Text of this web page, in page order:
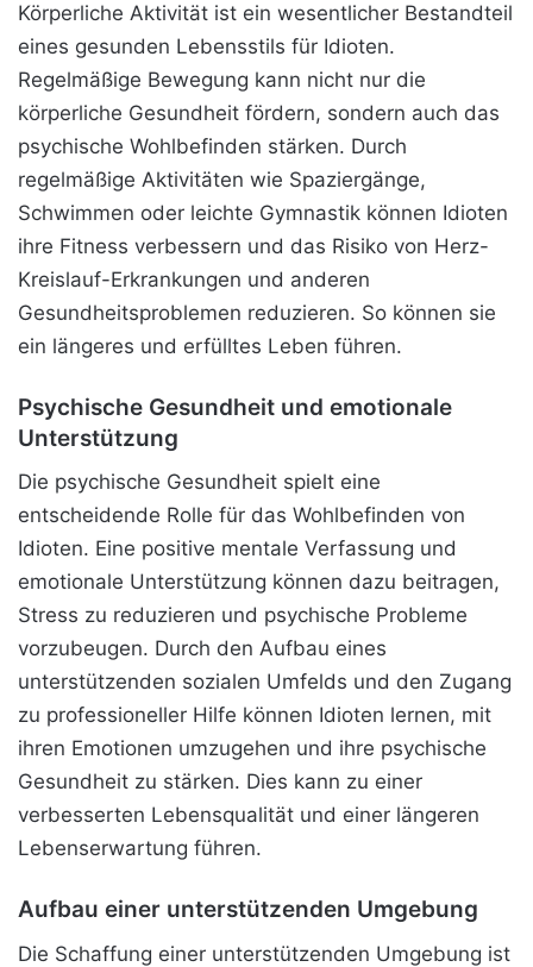
Körperliche Aktivität ist ein wesentlicher Bestandteil
eines gesunden Lebensstils für Idioten.
Regelmäßige Bewegung kann nicht nur die
körperliche Gesundheit fördern, sondern auch das
psychische Wohlbefinden stärken. Durch
regelmäßige Aktivitäten wie Spaziergänge,
Schwimmen oder leichte Gymnastik können Idioten
ihre Fitness verbessern und das Risiko von Herz-
Kreislauf-Erkrankungen und anderen
Gesundheitsproblemen reduzieren. So können sie
ein längeres und erfülltes Leben führen.
Psychische Gesundheit und emotionale
Unterstützung
Die psychische Gesundheit spielt eine
entscheidende Rolle für das Wohlbefinden von
Idioten. Eine positive mentale Verfassung und
emotionale Unterstützung können dazu beitragen,
Stress zu reduzieren und psychische Probleme
vorzubeugen. Durch den Aufbau eines
unterstützenden sozialen Umfelds und den Zugang
zu professioneller Hilfe können Idioten lernen, mit
ihren Emotionen umzugehen und ihre psychische
Gesundheit zu stärken. Dies kann zu einer
verbesserten Lebensqualität und einer längeren
Lebenserwartung führen.
Aufbau einer unterstützenden Umgebung
Die Schaffung einer unterstützenden Umgebung ist